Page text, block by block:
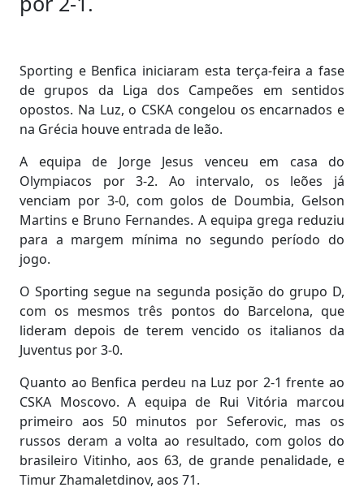
Sporting e Benfica iniciaram esta terça-feira a fase
de grupos da Liga dos Campeões em sentidos
opostos. Na Luz, o CSKA congelou os encarnados e
na Grécia houve entrada de leão.
A equipa de Jorge Jesus venceu em casa do
Olympiacos por 3-2. Ao intervalo, os leões já
venciam por 3-0, com golos de Doumbia, Gelson
Martins e Bruno Fernandes. A equipa grega reduziu
para a margem mínima no segundo período do
jogo.
O Sporting segue na segunda posição do grupo D,
com os mesmos três pontos do Barcelona, que
lideram depois de terem vencido os italianos da
Juventus por 3-0.
Quanto ao Benfica perdeu na Luz por 2-1 frente ao
CSKA Moscovo. A equipa de Rui Vitória marcou
primeiro aos 50 minutos por Seferovic, mas os
russos deram a volta ao resultado, com golos do
brasileiro Vitinho, aos 63, de grande penalidade, e
Timur Zhamaletdinov, aos 71.